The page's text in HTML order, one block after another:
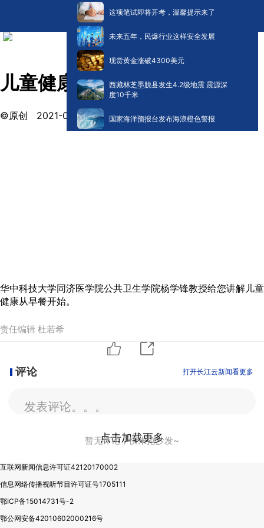
这项笔试即将开考，温馨提示来了
未来五年，民爆行业这样安全发展
现货黄金涨破4300美元
西藏林芝墨脱县发生4.2级地震 震源深
度10千米
国家海洋预报台发布海浪橙色警报
儿童健康从早餐开始
©原创 2021-02-25 11:10
华中科技大学同济医学院公共卫生学院杨学锋教授给您讲解儿童
健康从早餐开始。
责任编辑 杜若希
评论 打开长江云新闻看更多
发表评论。。。
暂无评论，快来抢沙发~
点击加载更多
互联网新闻信息许可证42120170002
信息网络传播视听节目许可证号1705111
鄂ICP备15014731号-2
鄂公网安备42010602000216号